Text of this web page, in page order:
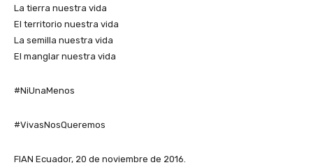
La tierra nuestra vida
El territorio nuestra vida
La semilla nuestra vida
El manglar nuestra vida
#NiUnaMenos
#VivasNosQueremos
FIAN Ecuador, 20 de noviembre de 2016.